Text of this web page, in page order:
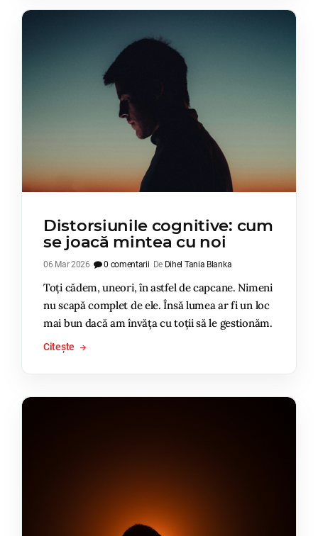
Distorsiunile cognitive: cum
se joacă mintea cu noi
06 Mar 2026 0 comentarii De Dihel Tania Blanka
Toți cădem, uneori, în astfel de capcane. Nimeni
nu scapă complet de ele. Însă lumea ar fi un loc
mai bun dacă am învăța cu toții să le gestionăm.
Citește